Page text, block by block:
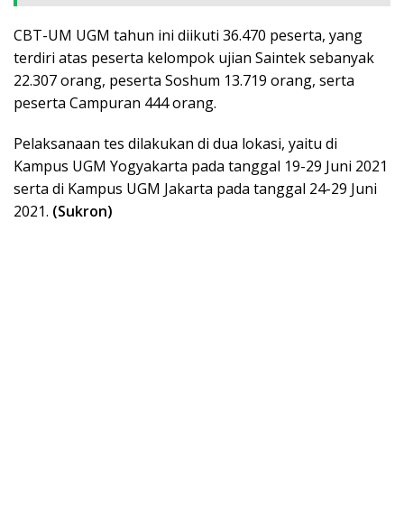
CBT-UM UGM tahun ini diikuti 36.470 peserta, yang
terdiri atas peserta kelompok ujian Saintek sebanyak
22.307 orang, peserta Soshum 13.719 orang, serta
peserta Campuran 444 orang.
Pelaksanaan tes dilakukan di dua lokasi, yaitu di
Kampus UGM Yogyakarta pada tanggal 19-29 Juni 2021
serta di Kampus UGM Jakarta pada tanggal 24-29 Juni
2021. (Sukron)